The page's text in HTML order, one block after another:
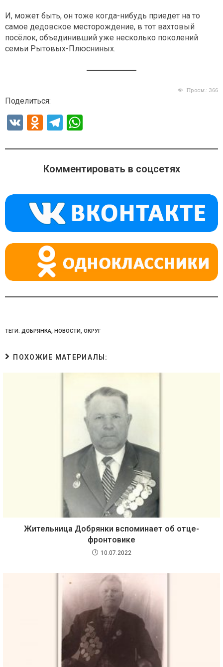
И, может быть, он тоже когда-нибудь приедет на то
самое дедовское месторождение, в тот вахтовый
посёлок, объединивший уже несколько поколений
семьи Рытовых-Плюсниных.
Просм.: 366
Поделиться:
V
O
n
o
a
ss
ni
ki
T
e
gr
m
at
s
p
p
Комментировать в соцсетях
ТЕГИ: ДОБРЯНКА, НОВОСТИ, ОКРУГ
ПОХОЖИЕ МАТЕРИАЛЫ:
Жительница Добрянки вспоминает об отце-
фронтовике
10.07.2022